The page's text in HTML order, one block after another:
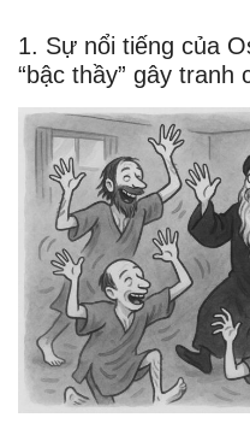
1. Sự nổi tiếng của
“bậc thầy” gây tranh